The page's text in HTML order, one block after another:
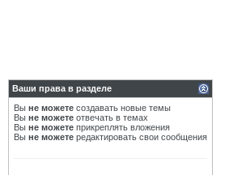
Ваши права в разделе
Вы не можете создавать новые темы
Вы не можете отвечать в темах
Вы не можете прикреплять вложения
Вы не можете редактировать свои сообщения